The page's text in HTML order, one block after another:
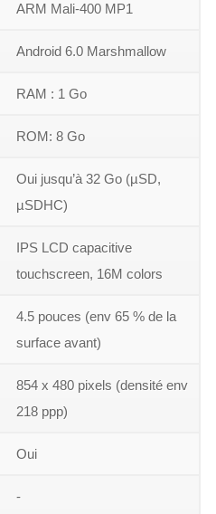
ARM Mali-400 MP1
Android 6.0 Marshmallow
RAM : 1 Go
ROM: 8 Go
Oui jusqu’à 32 Go (µSD,
µSDHC)
IPS LCD capacitive
touchscreen, 16M colors
4.5 pouces (env 65 % de la
surface avant)
854 x 480 pixels (densité env
218 ppp)
Oui
-